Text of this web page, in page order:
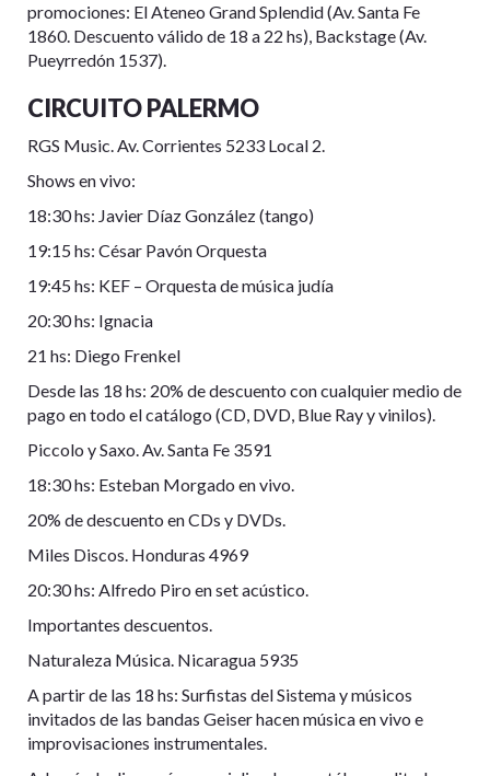
promociones: El Ateneo Grand Splendid (Av. Santa Fe
1860. Descuento válido de 18 a 22 hs), Backstage (Av.
Pueyrredón 1537).
CIRCUITO PALERMO
RGS Music. Av. Corrientes 5233 Local 2.
Shows en vivo:
18:30 hs: Javier Díaz González (tango)
19:15 hs: César Pavón Orquesta
19:45 hs: KEF – Orquesta de música judía
20:30 hs: Ignacia
21 hs: Diego Frenkel
Desde las 18 hs: 20% de descuento con cualquier medio de
pago en todo el catálogo (CD, DVD, Blue Ray y vinilos).
Piccolo y Saxo. Av. Santa Fe 3591
18:30 hs: Esteban Morgado en vivo.
20% de descuento en CDs y DVDs.
Miles Discos. Honduras 4969
20:30 hs: Alfredo Piro en set acústico.
Importantes descuentos.
Naturaleza Música. Nicaragua 5935
A partir de las 18 hs: Surfistas del Sistema y músicos
invitados de las bandas Geiser hacen música en vivo e
improvisaciones instrumentales.